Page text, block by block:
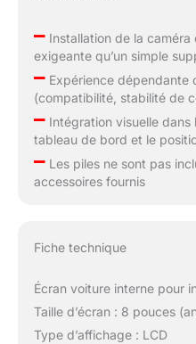
–Installation de la caméra
exigeante qu’un simple
–Expérience dépendante
(compatibilité, stabilité de
–Intégration visuelle dans
tableau de bord et le
–Les piles ne sont pas
accessoires fournis
Fiche technique
Écran voiture interne pour
Taille d’écran : 8 pouces
Type d’affichage : LCD